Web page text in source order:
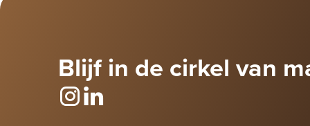
Blijf in de cirkel van